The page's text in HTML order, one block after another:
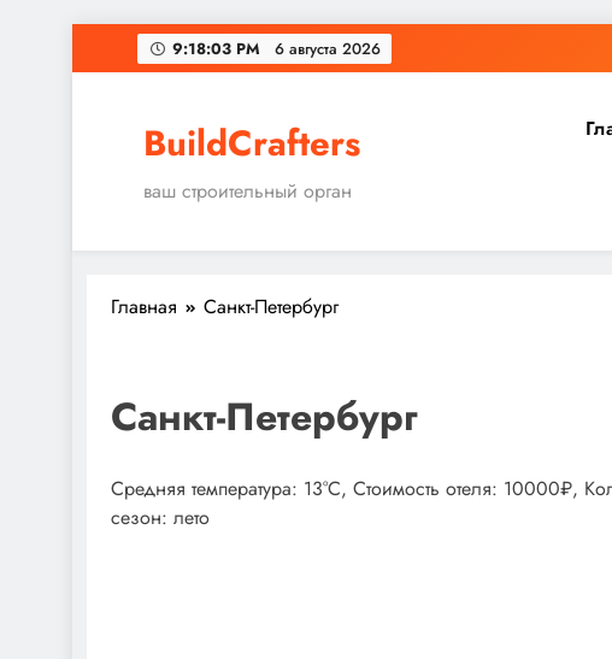
Перейти
к
9:18:04 PM 6 августа 2026
BuildCrafters
ваш строительный орган
Главная Санкт-Петербург
Санкт-Петербург
Средняя температура: 13°C, Стоимость отеля: 10000₽,
сезон: лето